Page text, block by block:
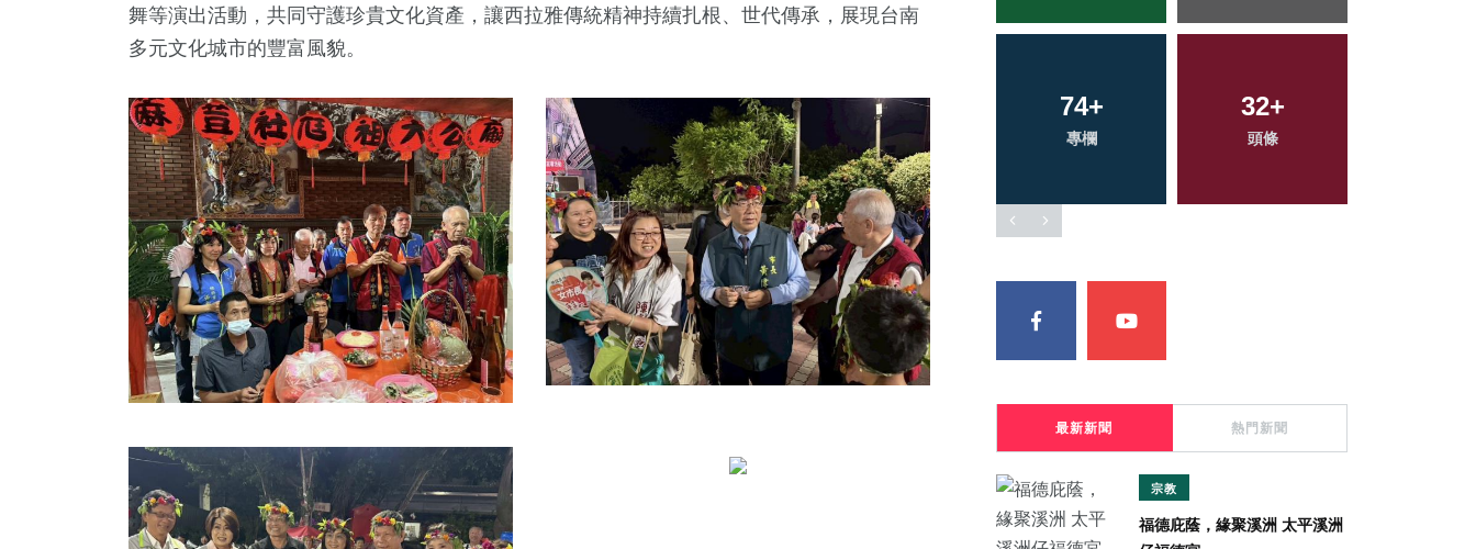
舞等演出活動，共同守護珍貴文化資產，讓西拉雅傳統精神持續扎根、世代傳承，展現台南
多元文化城市的豐富風貌。
42+
宗教
148+
文教
74+
專欄
32+
頭條
455+
綜合新聞
42+
宗教
最新新聞 熱門新聞
宗教
福德庇蔭，緣聚溪洲 太平溪洲